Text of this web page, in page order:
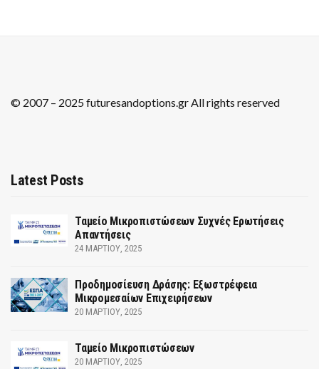
© 2007 – 2025 futuresandoptions.gr All rights reserved
Latest Posts
Ταμείο Μικροπιστώσεων Συχνές Ερωτήσεις
Απαντήσεις
24 ΜΑΡΤΊΟΥ, 2025
Προδημοσίευση Δράσης: Εξωστρέφεια
Μικρομεσαίων Επιχειρήσεων
20 ΜΑΡΤΊΟΥ, 2025
Ταμείο Μικροπιστώσεων
20 ΜΑΡΤΊΟΥ, 2025